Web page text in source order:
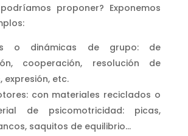
proponer? Exponemos
o dinámicas de grupo: de
cooperación, resolución de
expresión, etc.
con materiales reciclados o
de psicomotricidad: picas,
saquitos de equilibrio…